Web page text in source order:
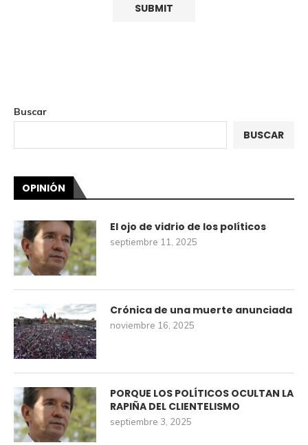
Buscar
BUSCAR
OPINIÓN
El ojo de vidrio de los políticos
septiembre 11, 2025
Crónica de una muerte anunciada
noviembre 16, 2025
PORQUE LOS POLÍTICOS OCULTAN LA
RAPIÑA DEL CLIENTELISMO
septiembre 3, 2025